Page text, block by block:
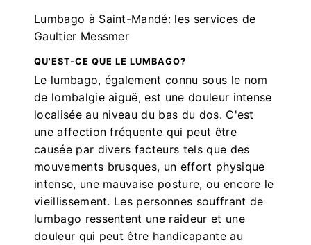
Lumbago à Saint-Mandé: les services de
Gaultier Messmer
QU'EST-CE QUE LE LUMBAGO?
Le lumbago, également connu sous le nom
de lombalgie aiguë, est une douleur intense
localisée au niveau du bas du dos. C'est
une affection fréquente qui peut être
causée par divers facteurs tels que des
mouvements brusques, un effort physique
intense, une mauvaise posture, ou encore le
vieillissement. Les personnes souffrant de
lumbago ressentent une raideur et une
douleur qui peut être handicapante au